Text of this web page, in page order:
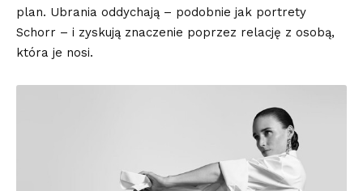
plan. Ubrania oddychają – podobnie jak portrety
Schorr – i zyskują znaczenie poprzez relację z osobą,
która je nosi.